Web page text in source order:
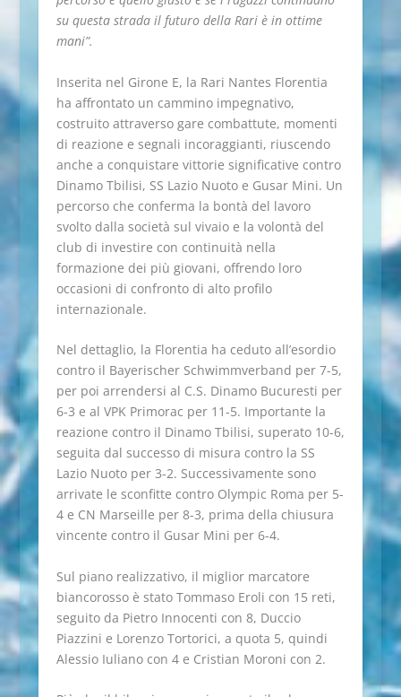
su questa strada il futuro della Rari è in ottime
mani”.
Inserita nel Girone E, la Rari Nantes Florentia
ha affrontato un cammino impegnativo,
costruito attraverso gare combattute, momenti
di reazione e segnali incoraggianti, riuscendo
anche a conquistare vittorie significative contro
Dinamo Tbilisi, SS Lazio Nuoto e Gusar Mini. Un
percorso che conferma la bontà del lavoro
svolto dalla società sul vivaio e la volontà del
club di investire con continuità nella
formazione dei più giovani, offrendo loro
occasioni di confronto di alto profilo
internazionale.
Nel dettaglio, la Florentia ha ceduto all’esordio
contro il Bayerischer Schwimmverband per 7-5,
per poi arrendersi al C.S. Dinamo Bucuresti per
6-3 e al VPK Primorac per 11-5. Importante la
reazione contro il Dinamo Tbilisi, superato 10-6,
seguita dal successo di misura contro la SS
Lazio Nuoto per 3-2. Successivamente sono
arrivate le sconfitte contro Olympic Roma per 5-
4 e CN Marseille per 8-3, prima della chiusura
vincente contro il Gusar Mini per 6-4.
Sul piano realizzativo, il miglior marcatore
biancorosso è stato Tommaso Eroli con 15 reti,
seguito da Pietro Innocenti con 8, Duccio
Piazzini e Lorenzo Tortorici, a quota 5, quindi
Alessio Iuliano con 4 e Cristian Moroni con 2.